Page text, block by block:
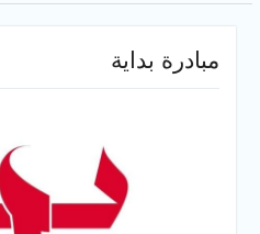
مبادرة بداية